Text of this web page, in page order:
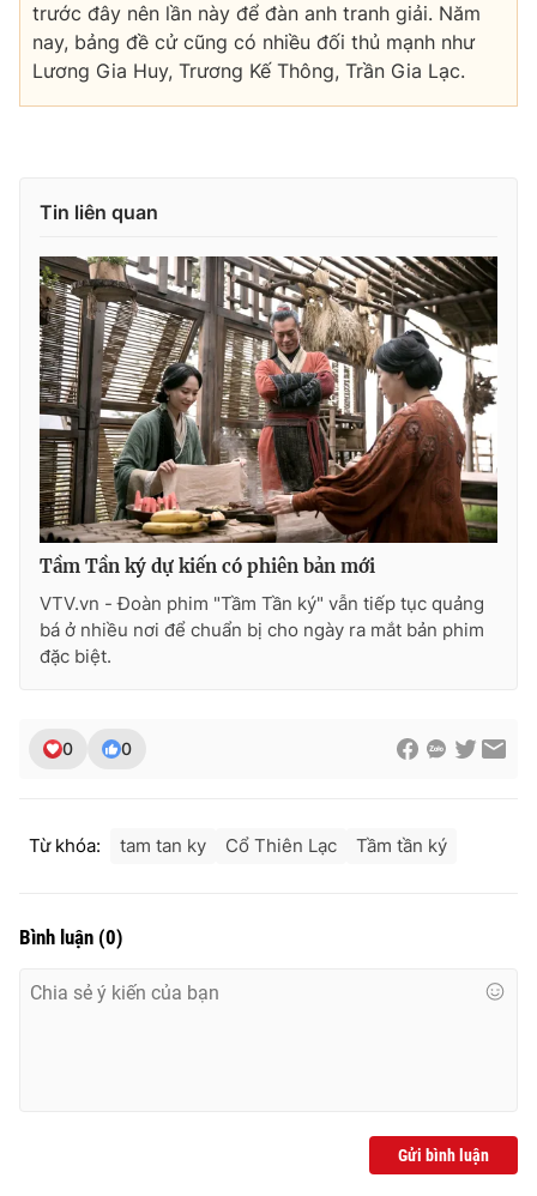
trước đây nên lần này để đàn anh tranh giải. Năm
nay, bảng đề cử cũng có nhiều đối thủ mạnh như
Lương Gia Huy, Trương Kế Thông, Trần Gia Lạc.
Tin liên quan
Tầm Tần ký dự kiến có phiên bản mới
VTV.vn - Đoàn phim "Tầm Tần ký" vẫn tiếp tục quảng
bá ở nhiều nơi để chuẩn bị cho ngày ra mắt bản phim
đặc biệt.
0 0
Từ khóa: tam tan ky Cổ Thiên Lạc Tầm tần ký
Bình luận (0)
Gửi bình luận